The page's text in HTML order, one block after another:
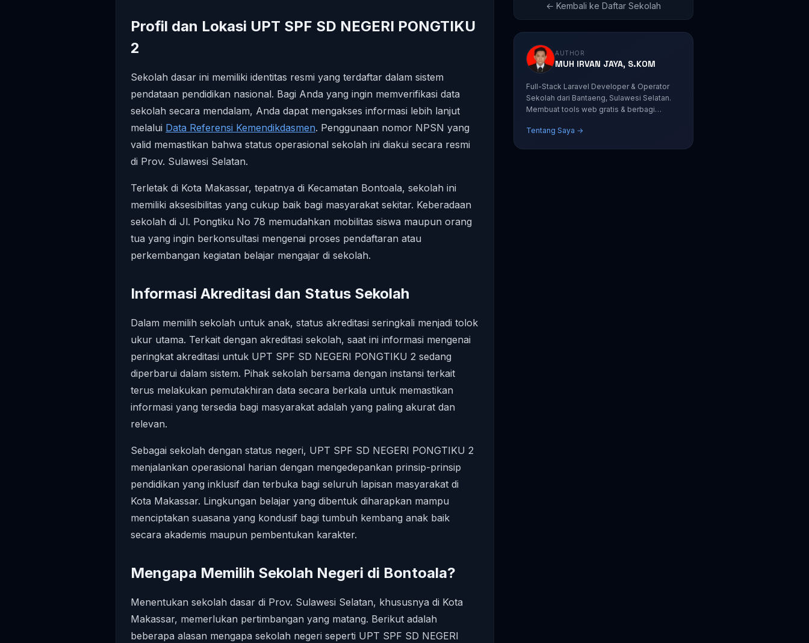
Profil dan Lokasi UPT SPF SD NEGERI PONGTIKU
2
Sekolah dasar ini memiliki identitas resmi yang terdaftar dalam sistem
pendataan pendidikan nasional. Bagi Anda yang ingin memverifikasi data
sekolah secara mendalam, Anda dapat mengakses informasi lebih lanjut
melalui Data Referensi Kemendikdasmen. Penggunaan nomor NPSN yang
valid memastikan bahwa status operasional sekolah ini diakui secara resmi
di Prov. Sulawesi Selatan.
Terletak di Kota Makassar, tepatnya di Kecamatan Bontoala, sekolah ini
memiliki aksesibilitas yang cukup baik bagi masyarakat sekitar. Keberadaan
sekolah di Jl. Pongtiku No 78 memudahkan mobilitas siswa maupun orang
tua yang ingin berkonsultasi mengenai proses pendaftaran atau
perkembangan kegiatan belajar mengajar di sekolah.
Informasi Akreditasi dan Status Sekolah
Dalam memilih sekolah untuk anak, status akreditasi seringkali menjadi tolok
ukur utama. Terkait dengan akreditasi sekolah, saat ini informasi mengenai
peringkat akreditasi untuk UPT SPF SD NEGERI PONGTIKU 2 sedang
diperbarui dalam sistem. Pihak sekolah bersama dengan instansi terkait
terus melakukan pemutakhiran data secara berkala untuk memastikan
informasi yang tersedia bagi masyarakat adalah yang paling akurat dan
relevan.
Sebagai sekolah dengan status negeri, UPT SPF SD NEGERI PONGTIKU 2
menjalankan operasional harian dengan mengedepankan prinsip-prinsip
pendidikan yang inklusif dan terbuka bagi seluruh lapisan masyarakat di
Kota Makassar. Lingkungan belajar yang dibentuk diharapkan mampu
menciptakan suasana yang kondusif bagi tumbuh kembang anak baik
secara akademis maupun pembentukan karakter.
Mengapa Memilih Sekolah Negeri di Bontoala?
Menentukan sekolah dasar di Prov. Sulawesi Selatan, khususnya di Kota
Makassar, memerlukan pertimbangan yang matang. Berikut adalah
beberapa alasan mengapa sekolah negeri seperti UPT SPF SD NEGERI
← Kembali ke Daftar Sekolah
AUTHOR
MUH IRVAN JAYA, S.KOM
Full-Stack Laravel Developer & Operator
Sekolah dari Bantaeng, Sulawesi Selatan.
Membuat tools web gratis & berbagi
Tentang Saya →